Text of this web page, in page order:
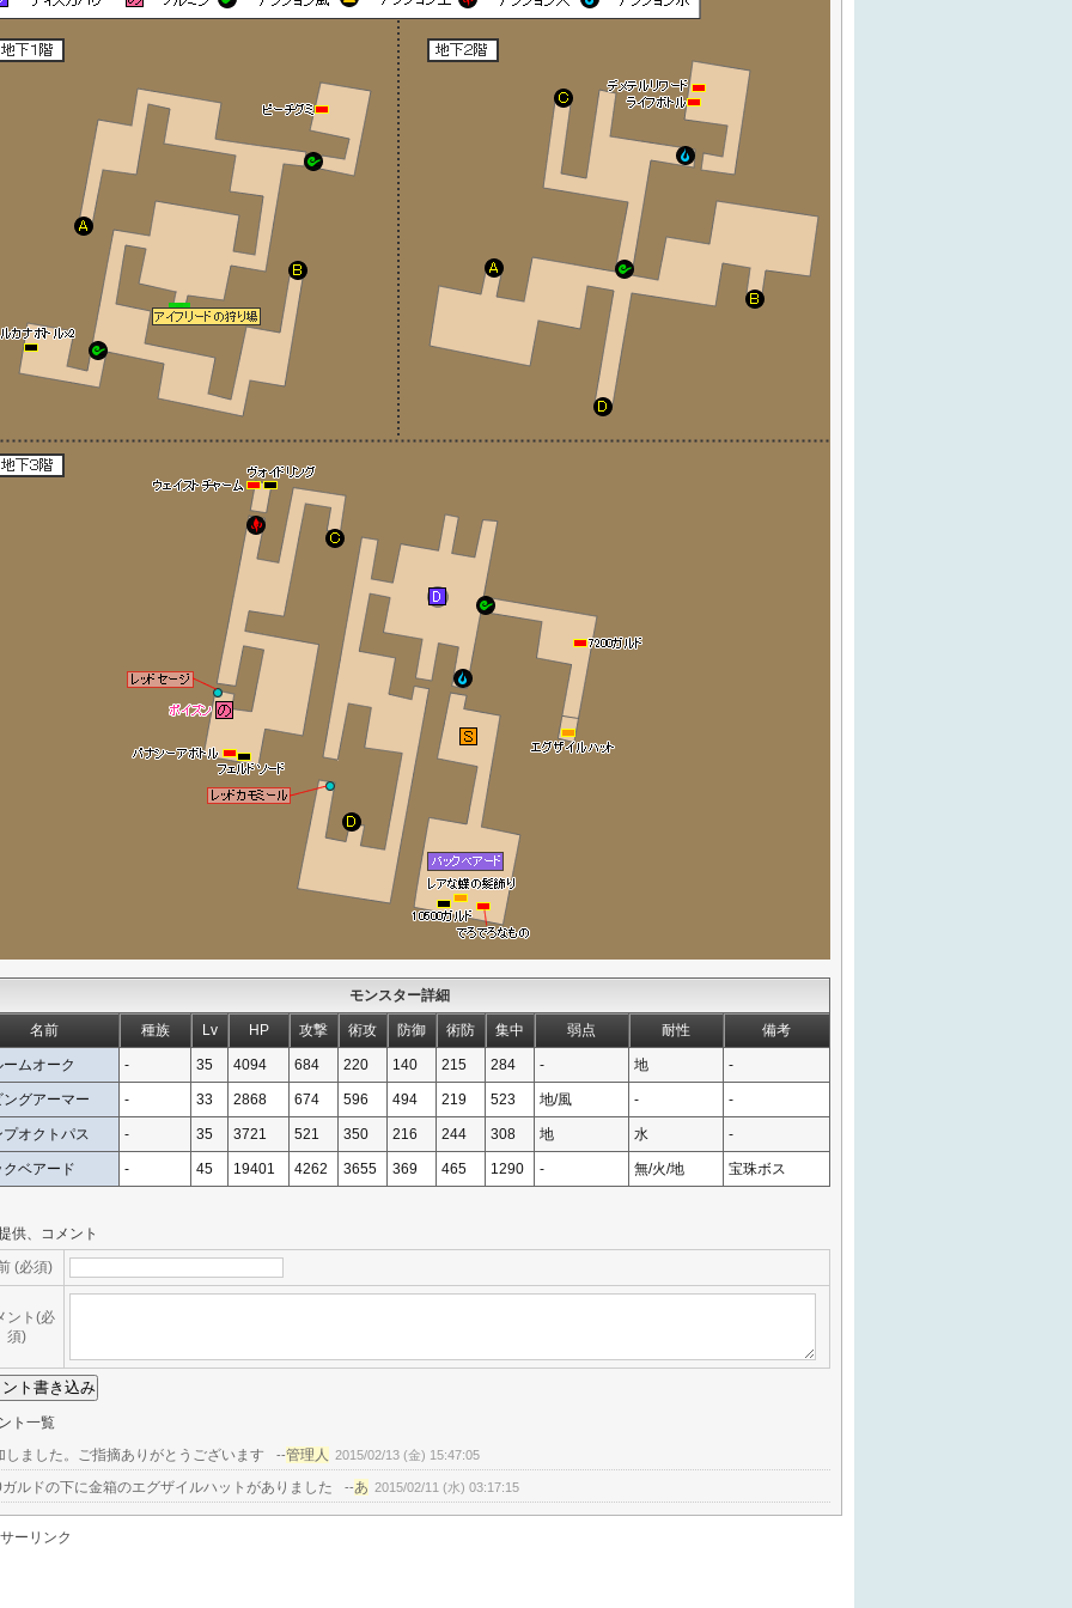
モンスター詳細
名前 種族 Lv HP 攻撃 術攻 防御 術防 集中 弱点 耐性 備考
ームオーク - 35 4094 684 220 140 215 284 - 地 -
ングアーマー - 33 2868 674 596 494 219 523 地/風 - -
プオクトパス - 35 3721 521 350 216 244 308 地 水 -
クベアード - 45 19401 4262 3655 369 465 1290 - 無/火/地 宝珠ボス
供、コメント
(必須)
ント(必
須)
ト一覧
しました。ご指摘ありがとうございます
--管理人 2015/02/13 (金) 15:47:05
ルドの下に金箱のエグザイルハットがありました --あ 2015/02/11 (水) 03:17:15
ーリンク